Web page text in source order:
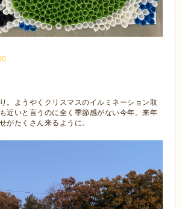
。ようやくクリスマスのイルミネーション取
近いと言うのに全く季節感がない今年。来年
がたくさん来るように。